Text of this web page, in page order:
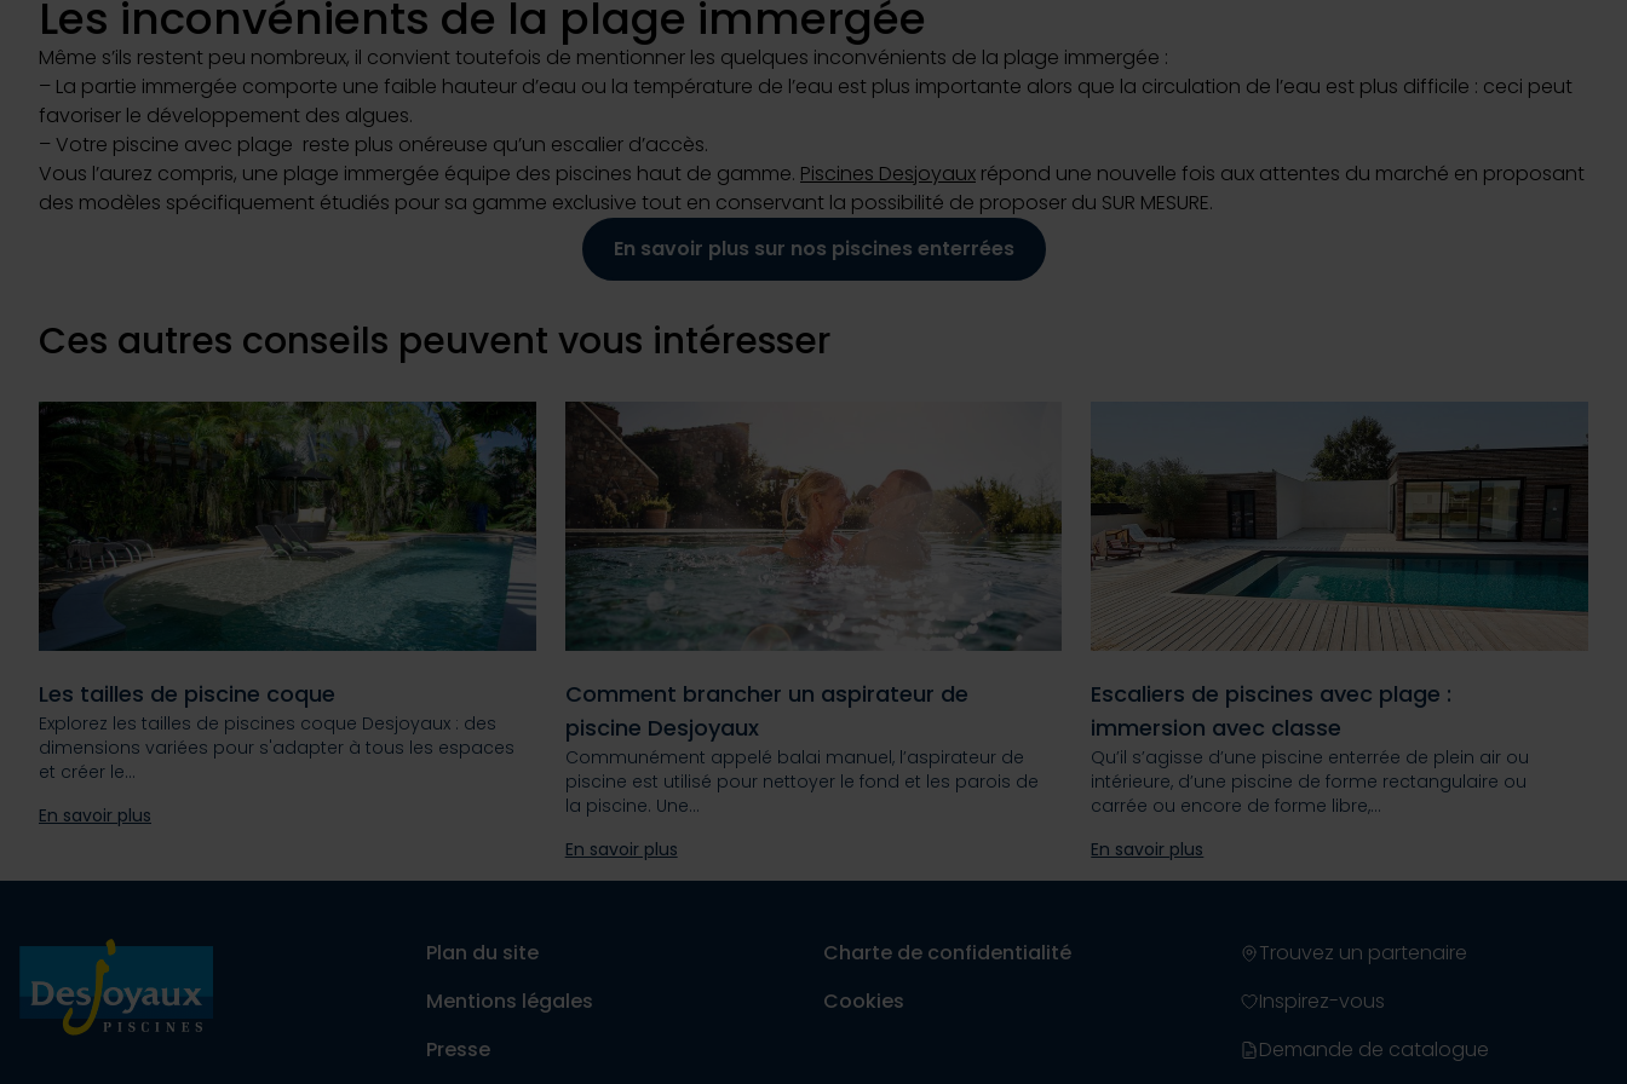
Les inconvénients de la plage immergée
Même s’ils restent peu nombreux, il convient toutefois de mentionner les quelques inconvénients de la plage immergée :
– La partie immergée comporte une faible hauteur d’eau ou la température de l’eau est plus importante alors que la circulation de l’eau est plus difficile : ceci peut
favoriser le développement des algues.
– Votre piscine avec plage reste plus onéreuse qu’un escalier d’accès.
Vous l’aurez compris, une plage immergée équipe des piscines haut de gamme. Piscines Desjoyaux répond une nouvelle fois aux attentes du marché en proposant
des modèles spécifiquement étudiés pour sa gamme exclusive tout en conservant la possibilité de proposer du SUR MESURE.
En savoir plus sur nos piscines enterrées
Ces autres conseils peuvent vous intéresser
Les tailles de piscine coque
Explorez les tailles de piscines coque Desjoyaux : des
dimensions variées pour s'adapter à tous les espaces
et créer le…
En savoir plus
Comment brancher un aspirateur de
piscine Desjoyaux
Communément appelé balai manuel, l’aspirateur de
piscine est utilisé pour nettoyer le fond et les parois de
la piscine. Une…
En savoir plus
Escaliers de piscines avec plage :
immersion avec classe
Qu’il s’agisse d’une piscine enterrée de plein air ou
intérieure, d’une piscine de forme rectangulaire ou
carrée ou encore de forme libre,…
En savoir plus
Plan du site
Mentions légales
Presse
Charte de confidentialité
Cookies
Trouvez un partenaire
Inspirez-vous
Demande de catalogue